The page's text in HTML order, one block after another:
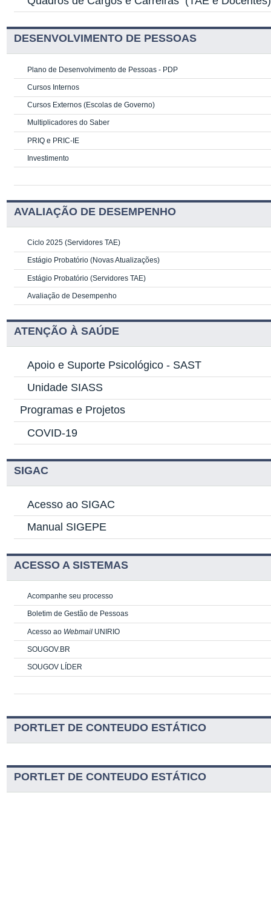
DESENVOLVIMENTO DE PESSOAS
Plano de Desenvolvimento de Pessoas - PDP
Cursos Internos
Cursos Externos (Escolas de Governo)
Multiplicadores do Saber
PRIQ e PRIC-IE
Investimento
AVALIAÇÃO DE DESEMPENHO
Ciclo 2025 (Servidores TAE)
Estágio Probatório (Novas Atualizações)
Estágio Probatório (Servidores TAE)
Avaliação de Desempenho
ATENÇÃO À SAÚDE
Apoio e Suporte Psicológico - SAST
Unidade SIASS
Programas e Projetos
COVID-19
SIGAC
Acesso ao SIGAC
Manual SIGEPE
ACESSO A SISTEMAS
Acompanhe seu processo
Boletim de Gestão de Pessoas
Acesso ao Webmail UNIRIO
SOUGOV.BR
SOUGOV LÍDER
PORTLET DE CONTEUDO ESTÁTICO
PORTLET DE CONTEUDO ESTÁTICO